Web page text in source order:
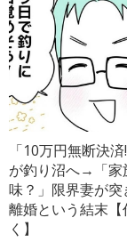
「10万円無断決
が釣り沼へ→「家
味？」限界妻が突
離婚という結末【
く】